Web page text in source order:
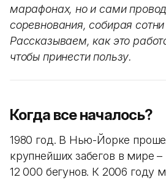
марафонах, но и сами
соревнования, собирая
Рассказываем, как это
чтобы принести пользу.
Когда все началось?
1980 год. В Нью-Йорке
крупнейших забегов в мире
12 000 бегунов. К 2006 году